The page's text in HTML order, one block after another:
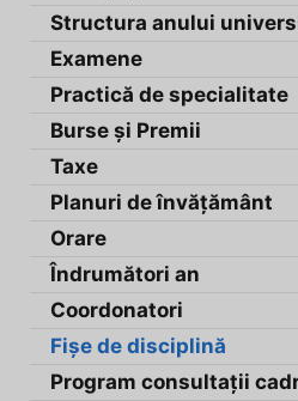
Structura anului
Examene
Practică de specialitate
Burse și Premii
Taxe
Planuri de învățământ
Orare
Îndrumători an
Coordonatori
Fișe de disciplină
Program consultații